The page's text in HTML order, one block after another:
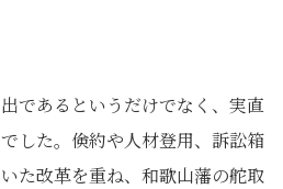
であるというだけでなく、実直
した。倹約や人材登用、訴訟箱
た改革を重ね、和歌山藩の舵取